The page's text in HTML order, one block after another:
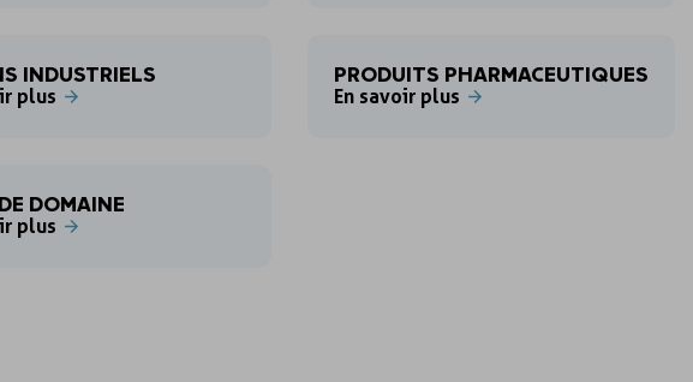
INDUSTRIELS
plus
PRODUITS PHARMACEUTIQUES
En savoir plus
DOMAINE
plus